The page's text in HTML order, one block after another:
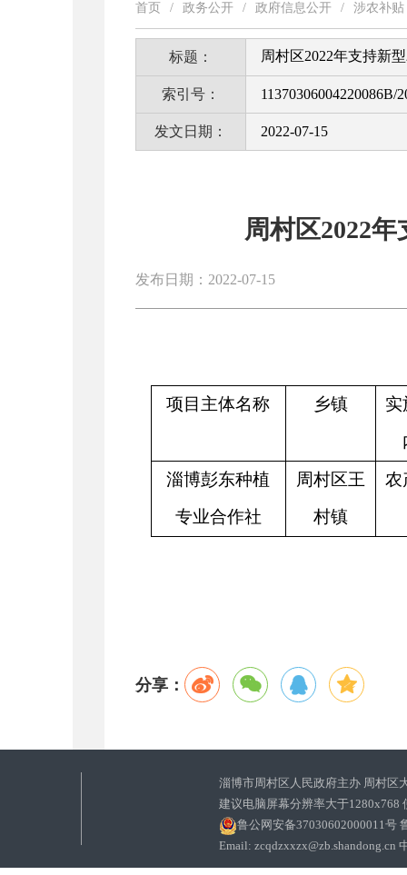
首页 / 政务公开 / 政府信息公开 / 涉农补贴
标题： 周村区2022年支持新
索引号： 11370306004220086B/
发文日期： 2022-07-15
周村区2022
发布日期：2022-07-15
项目主体名称 乡镇
实
淄博彭东种植
专业合作社
周村区王
村镇
农
分享：
淄博市周村区人民政府主办 周村区
建议电脑屏幕分辨率大于1280x768
鲁公网安备37030602000011号
Email: zcqdzxxzx@zb.shandong.cn